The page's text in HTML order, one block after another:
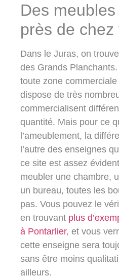
Des
près de chez
Dans le Juras, on
des Grands
toute zone
dispose de très
commercialisent
quantité. Mais pour ce
l’ameublement, la
l’autre des enseignes
ce site est assez
meubler une chambre,
un bureau, toutes les
pas. Vous pouvez le
en trouvant plus
à Pontarlier, et vous
cette enseigne sera
sans être moins
ailleurs.